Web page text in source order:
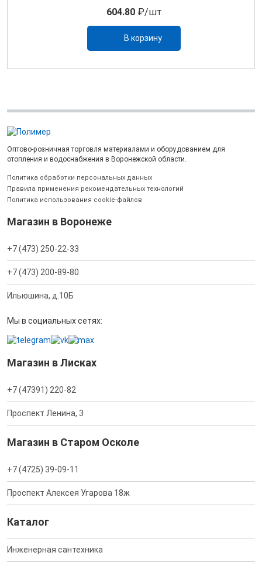
604.80₽/шт
В корзину
Оптово-розничная торговля материалами и оборудованием для
отопления и водоснабжения в Воронежской области.
Политика обработки персональных данных
Правила применения рекомендательных технологий
Политика использования cookie-файлов
Магазин в Воронеже
+7 (473) 250-22-33
+7 (473) 200-89-80
Ильюшина, д.10Б
Мы в социальных сетях:
Магазин в Лисках
+7 (47391) 220-82
Проспект Ленина, 3
Магазин в Старом Осколе
+7 (4725) 39-09-11
Проспект Алексея Угарова 18ж
Каталог
Инженерная сантехника